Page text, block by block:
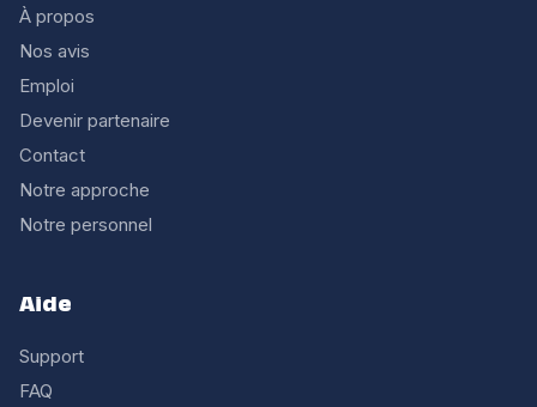
À propos
Nos avis
Emploi
Devenir partenaire
Contact
Notre approche
Notre personnel
Aide
Support
FAQ